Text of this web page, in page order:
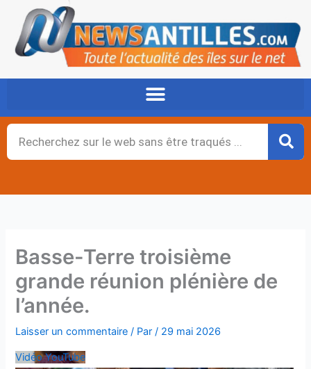
contenu
Rechercher
Basse-Terre troisième
grande réunion plénière de
l’année.
Laisser un commentaire / Par/ 29 mai 2026
Vidéo YouTube